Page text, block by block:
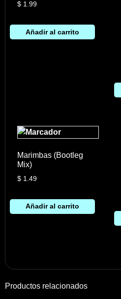
$1.99
Añadir al carrito
Marimbas (Bootleg
Mix)
$1.49
Añadir al carrito
Productos relacionados